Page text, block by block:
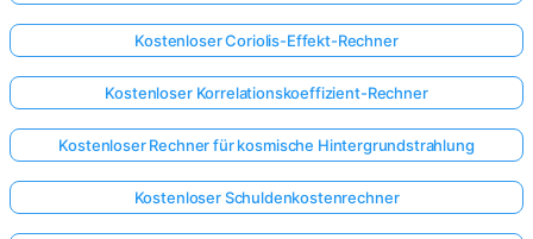
Kostenloser Coriolis-Effekt-Rechner
Kostenloser Korrelationskoeffizient-Rechner
Kostenloser Rechner für kosmische Hintergrundstrahlung
Kostenloser Schuldenkostenrechner